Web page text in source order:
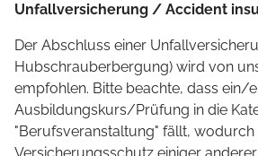
Unfallversicherung / Accident
Der Abschluss einer
Hubschrauberbergung) wird von
empfohlen. Bitte beachte, dass ein/e
Ausbildungskurs/Prüfung in die
"Berufsveranstaltung" fällt, wodurch